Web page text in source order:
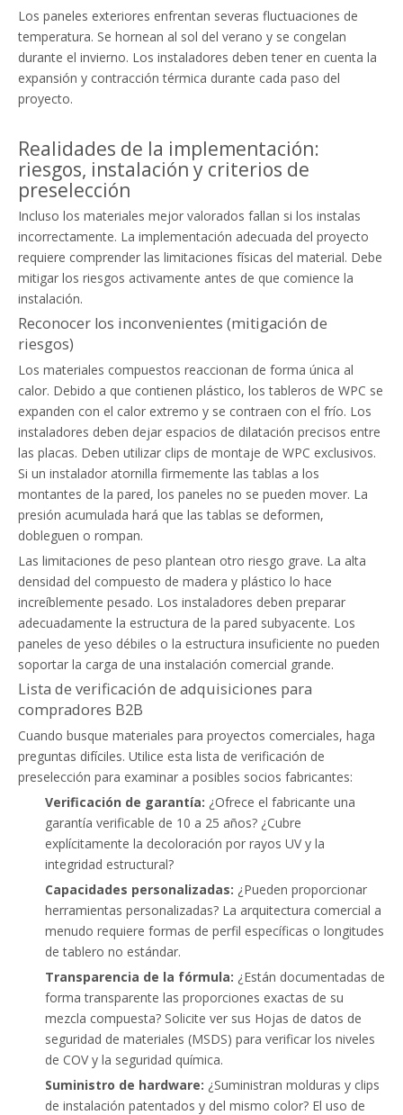
Los paneles exteriores enfrentan severas fluctuaciones de
temperatura. Se hornean al sol del verano y se congelan
durante el invierno. Los instaladores deben tener en cuenta la
expansión y contracción térmica durante cada paso del
proyecto.
Realidades de la implementación:
riesgos, instalación y criterios de
preselección
Incluso los materiales mejor valorados fallan si los instalas
incorrectamente. La implementación adecuada del proyecto
requiere comprender las limitaciones físicas del material. Debe
mitigar los riesgos activamente antes de que comience la
instalación.
Reconocer los inconvenientes (mitigación de
riesgos)
Los materiales compuestos reaccionan de forma única al
calor. Debido a que contienen plástico, los tableros de WPC se
expanden con el calor extremo y se contraen con el frío. Los
instaladores deben dejar espacios de dilatación precisos entre
las placas. Deben utilizar clips de montaje de WPC exclusivos.
Si un instalador atornilla firmemente las tablas a los
montantes de la pared, los paneles no se pueden mover. La
presión acumulada hará que las tablas se deformen,
dobleguen o rompan.
Las limitaciones de peso plantean otro riesgo grave. La alta
densidad del compuesto de madera y plástico lo hace
increíblemente pesado. Los instaladores deben preparar
adecuadamente la estructura de la pared subyacente. Los
paneles de yeso débiles o la estructura insuficiente no pueden
soportar la carga de una instalación comercial grande.
Lista de verificación de adquisiciones para
compradores B2B
Cuando busque materiales para proyectos comerciales, haga
preguntas difíciles. Utilice esta lista de verificación de
preselección para examinar a posibles socios fabricantes:
Verificación de garantía: ¿Ofrece el fabricante una
garantía verificable de 10 a 25 años? ¿Cubre
explícitamente la decoloración por rayos UV y la
integridad estructural?
Capacidades personalizadas: ¿Pueden proporcionar
herramientas personalizadas? La arquitectura comercial a
menudo requiere formas de perfil específicas o longitudes
de tablero no estándar.
Transparencia de la fórmula: ¿Están documentadas de
forma transparente las proporciones exactas de su
mezcla compuesta? Solicite ver sus Hojas de datos de
seguridad de materiales (MSDS) para verificar los niveles
de COV y la seguridad química.
Suministro de hardware: ¿Suministran molduras y clips
de instalación patentados y del mismo color? El uso de